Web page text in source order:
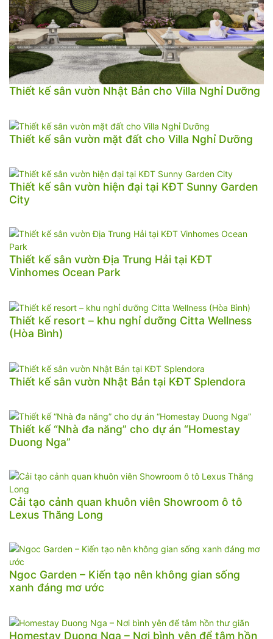
Thiết kế sân vườn Nhật Bản cho Villa Nghỉ Dưỡng
Thiết kế sân vườn mặt đất cho Villa Nghỉ Dưỡng
Thiết kế sân vườn hiện đại tại KĐT Sunny Garden
City
Thiết kế sân vườn Địa Trung Hải tại KĐT
Vinhomes Ocean Park
Thiết kế resort – khu nghỉ dưỡng Citta Wellness
(Hòa Bình)
Thiết kế sân vườn Nhật Bản tại KĐT Splendora
Thiết kế “Nhà đa năng” cho dự án “Homestay
Duong Nga”
Cải tạo cảnh quan khuôn viên Showroom ô tô
Lexus Thăng Long
Ngoc Garden – Kiến tạo nên không gian sống
xanh đáng mơ ước
Homestay Duong Nga – Nơi bình yên để tâm hồn